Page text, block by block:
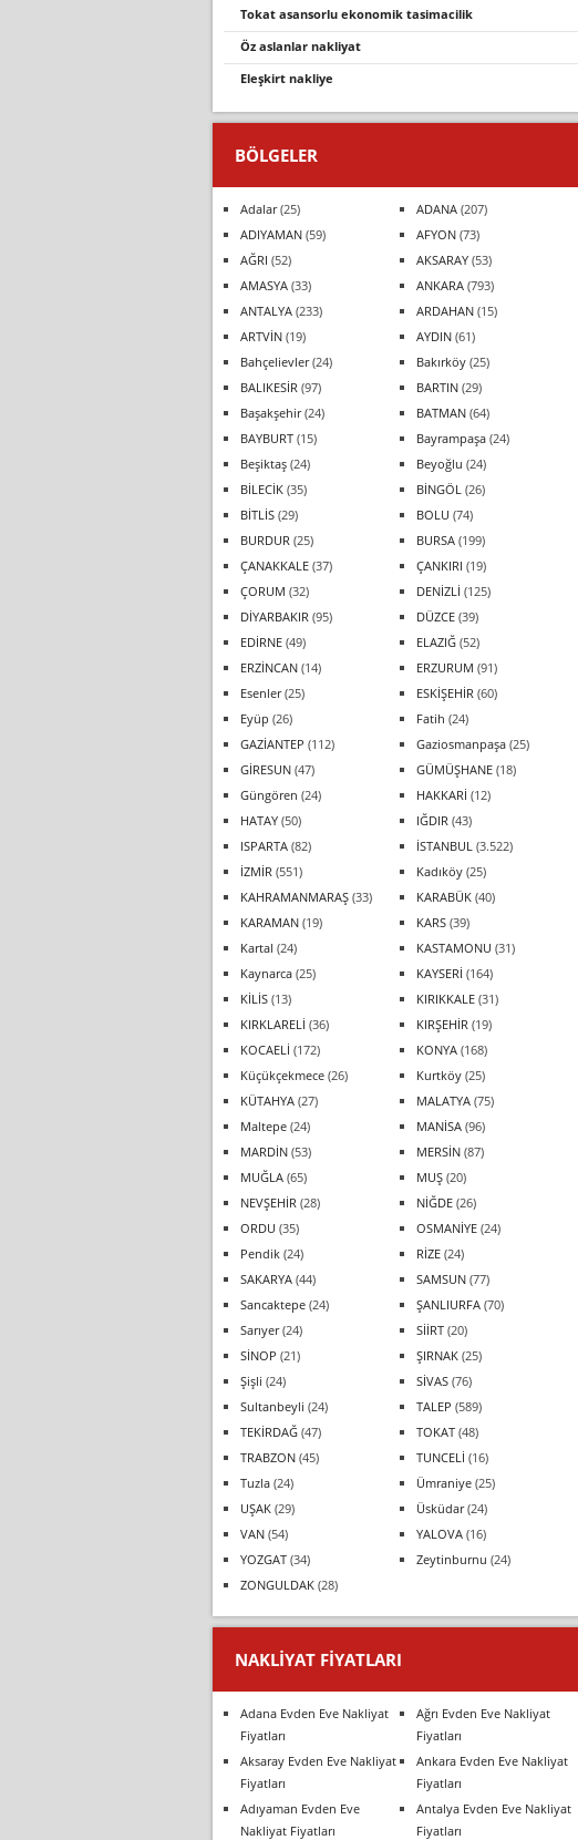
tokat asansorlu ekonomi̇k tasi̇maci̇li̇k
öz aslanlar nakliyat
eleşki̇rt nakli̇ye
BÖLGELER
Adalar(25) ADANA (207)
ADIYAMAN (59) AFYON (73)
AĞRI (52) AKSARAY (53)
AMASYA (33) ANKARA (793)
ANTALYA (233) ARDAHAN (15)
ARTVİN (19) AYDIN (61)
Bahçelievler(24) Bakırköy (25)
BALIKESİR (97) BARTIN (29)
Başakşehir(24) BATMAN (64)
BAYBURT (15) Bayrampaşa (24)
Beşiktaş (24) Beyoğlu (24)
BİLECİK (35) BİNGÖL (26)
BİTLİS (29) BOLU (74)
BURDUR (25) BURSA (199)
ÇANAKKALE (37) ÇANKIRI (19)
ÇORUM (32) DENİZLİ (125)
DİYARBAKIR (95) DÜZCE (39)
EDİRNE (49) ELAZIĞ (52)
ERZİNCAN (14) ERZURUM (91)
Esenler(25) ESKİŞEHİR (60)
Eyüp (26) Fatih (24)
GAZİANTEP (112) Gaziosmanpaşa (25)
GİRESUN (47) GÜMÜŞHANE (18)
Güngören (24) HAKKARİ (12)
HATAY (50) IĞDIR (43)
ISPARTA (82) İSTANBUL (3.522)
İZMİR (551) Kadıköy (25)
KAHRAMANMARAŞ (33) KARABÜK (40)
KARAMAN (19) KARS (39)
Kartal (24) KASTAMONU (31)
Kaynarca (25) KAYSERİ (164)
KİLİS (13) KIRIKKALE (31)
KIRKLARELİ (36) KIRŞEHİR (19)
KOCAELİ (172) KONYA (168)
Küçükçekmece (26) Kurtköy (25)
KÜTAHYA (27) MALATYA (75)
Maltepe (24) MANİSA (96)
MARDİN (53) MERSİN (87)
MUĞLA (65) MUŞ (20)
NEVŞEHİR (28) NİĞDE (26)
ORDU (35) OSMANİYE (24)
Pendik (24) RİZE (24)
SAKARYA (44) SAMSUN (77)
Sancaktepe (24) ŞANLIURFA (70)
Sarıyer(24) SİİRT (20)
SİNOP (21) ŞIRNAK (25)
Şişli (24) SİVAS (76)
Sultanbeyli (24) TALEP (589)
TEKİRDAĞ (47) TOKAT (48)
TRABZON (45) TUNCELİ (16)
Tuzla (24) Ümraniye (25)
UŞAK (29) Üsküdar(24)
VAN (54) YALOVA (16)
YOZGAT (34) Zeytinburnu (24)
ZONGULDAK (28)
NAKLIYAT FIYATLARI
Adana Evden Eve Nakliyat
Fiyatları
Ağrı Evden Eve Nakliyat
Fiyatları
Aksaray Evden Eve Nakliyat
Fiyatları
Ankara Evden Eve Nakliyat
Fiyatları
Adıyaman Evden Eve
Nakliyat Fiyatları
Antalya Evden Eve Nakliyat
Fiyatları